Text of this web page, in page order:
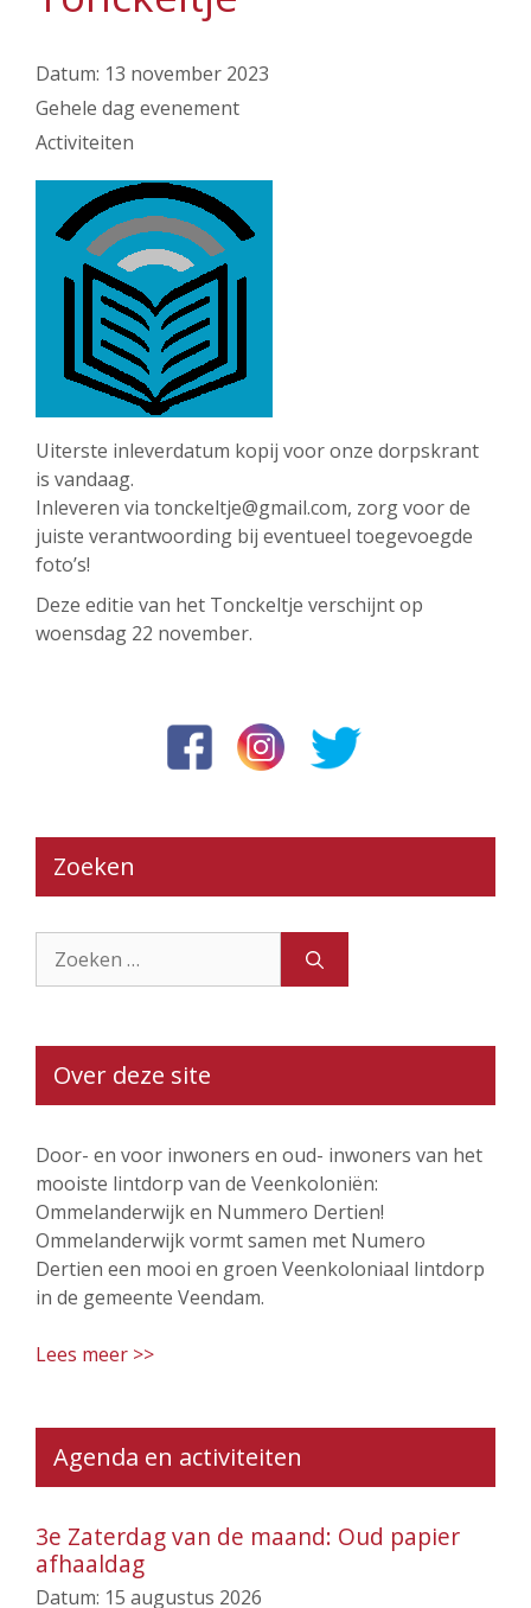
Datum: 13 november 2023
Gehele dag evenement
Activiteiten
Uiterste inleverdatum kopij voor onze dorpskrant
is vandaag.
Inleveren via tonckeltje@gmail.com, zorg voor de
juiste verantwoording bij eventueel toegevoegde
foto’s!
Deze editie van het Tonckeltje verschijnt op
woensdag 22 november.
Zoeken
naar:
Over deze site
Door- en voor inwoners en oud- inwoners van het
mooiste lintdorp van de Veenkoloniën:
Ommelanderwijk en Nummero Dertien!
Ommelanderwijk vormt samen met Numero
Dertien een mooi en groen Veenkoloniaal lintdorp
in de gemeente Veendam.
Lees meer >>
Agenda en activiteiten
3e Zaterdag van de maand: Oud papier
afhaaldag
Datum: 15 augustus 2026